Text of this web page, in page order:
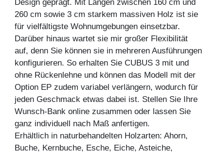
Design geprägt. Mit Längen zwischen 160 cm und
260 cm sowie 3 cm starkem massiven Holz ist sie
für vielfältigste Wohnumgebungen einsetzbar.
Darüber hinaus wartet sie mir großer Flexibilität
auf, denn Sie können sie in mehreren Ausführungen
konfigurieren. So erhalten Sie CUBUS 3 mit und
ohne Rückenlehne und können das Modell mit der
Option EP zudem variabel verlängern, wodurch für
jeden Geschmack etwas dabei ist. Stellen Sie Ihre
Wunsch-Bank online zusammen oder lassen Sie
ganz individuell nach Maß anfertigen.
Erhältlich in naturbehandelten Holzarten: Ahorn,
Buche, Kernbuche, Esche, Eiche, Asteiche,